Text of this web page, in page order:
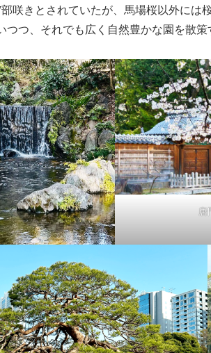
咲きとされていたが、馬場桜以外には
つつ、それでも広く自然豊かな園を散策
唐